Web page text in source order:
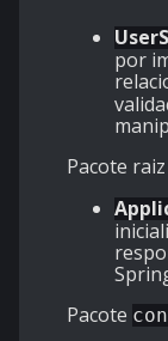
por
Pacote raiz
Pacote